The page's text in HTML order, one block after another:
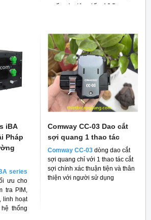
suất cáp lên đến 10G
iBA
Pháp
series
ưu cho
tra PIM,
linh hoạt
thống
Comway CC-03 Dao cắt
sợi quang 1 thao tác
Comway CC-03 dòng dao cắt
sợi quang chỉ với 1 thao tác cắt
sợi chính xác thuận tiện và thân
thiện với người sử dụng